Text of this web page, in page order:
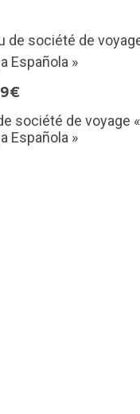
société de voyage «
Española »